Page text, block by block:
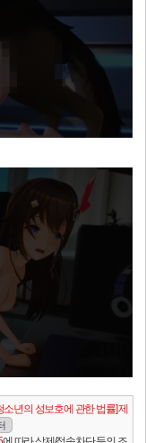
소년의 성보호에 관한 법률] 제